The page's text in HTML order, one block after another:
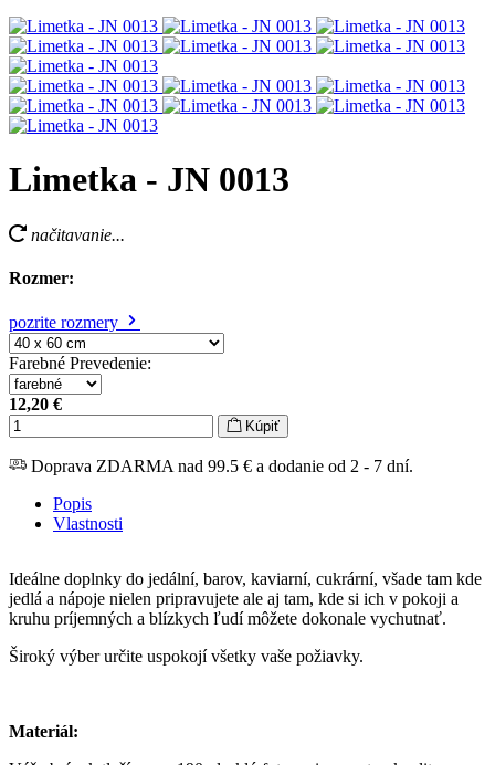
Limetka - JN 0013
načitavanie...
Rozmer:
pozrite rozmery
Farebné Prevedenie:
12,20 €
Kúpiť
Doprava ZDARMA nad 99.5 € a dodanie od 2 - 7 dní.
Popis
Vlastnosti
Ideálne doplnky do jedální, barov, kaviarní, cukrární, všade tam kde
jedlá a nápoje nielen pripravujete ale aj tam, kde si ich v pokoji a
kruhu príjemných a blízkych ľudí môžete dokonale vychutnať.
Široký výber určite uspokojí všetky vaše požiavky.
Materiál: